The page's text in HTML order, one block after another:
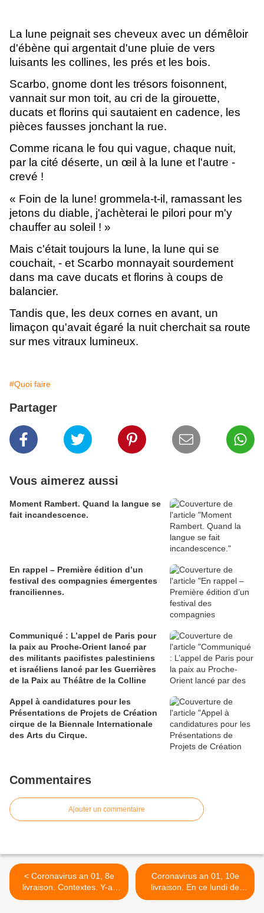
La lune peignait ses cheveux avec un démêloir
d'ébène qui argentait d'une pluie de vers
luisants les collines, les prés et les bois.
Scarbo, gnome dont les trésors foisonnent,
vannait sur mon toit, au cri de la girouette,
ducats et florins qui sautaient en cadence, les
pièces fausses jonchant la rue.
Comme ricana le fou qui vague, chaque nuit,
par la cité déserte, un œil à la lune et l'autre -
crevé !
« Foin de la lune! grommela-t-il, ramassant les
jetons du diable, j'achèterai le pilori pour m'y
chauffer au soleil ! »
Mais c'était toujours la lune, la lune qui se
couchait, - et Scarbo monnayait sourdement
dans ma cave ducats et florins à coups de
balancier.
Tandis que, les deux cornes en avant, un
limaçon qu'avait égaré la nuit cherchait sa route
sur mes vitraux lumineux.
#Quoi faire
Partager
Vous aimerez aussi
Moment Rambert. Quand la langue se
fait incandescence.
En rappel – Première édition d’un
festival des compagnies émergentes
franciliennes.
Communiqué : L’appel de Paris pour
la paix au Proche-Orient lancé par
des militants pacifistes palestiniens
et israéliens lancé par les Guerrières
de la Paix au Théâtre de la Colline
Appel à candidatures pour les
Présentations de Projets de Création
cirque de la Biennale Internationale
des Arts du Cirque.
Commentaires
Ajouter un commentaire
< Coronavirus an 01, 8e
livraison. Contextes. Y-a-
qu’à-t’as-qu'as-faut-qu’on.
Coronavirus an 01, 10e
livraison. En ce lundi de
Pâques, résurrection rime